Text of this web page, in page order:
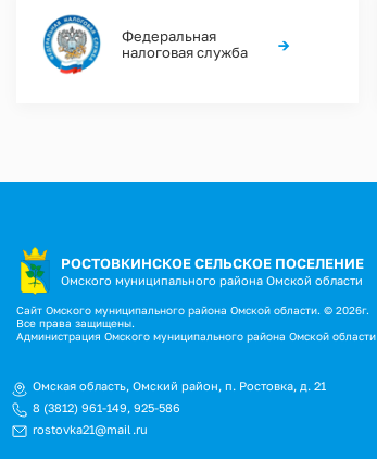
Федеральная
налоговая служба
→
РОСТОВКИНСКОЕ СЕЛЬСКОЕ ПОСЕЛЕНИЕ
Омского муниципального района Омской области
Сайт Омского муниципального района Омской области. © 2026г.
Все права защищены.
Администрация Омского муниципального района Омской области
Омская область, Омский район, п. Ростовка, д. 21
8 (3812) 961-149, 925-586
rostovka21@mail.ru